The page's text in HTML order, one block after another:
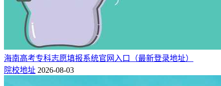
海南高考专科志愿填报系统官网入口（最新登录地址）
院校地址 2026-08-03